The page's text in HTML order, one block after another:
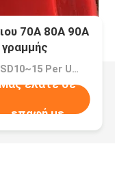
70A 80A 90A
Τιμή：USD10~15 Per Unit
ελάτε σε
επαφή με